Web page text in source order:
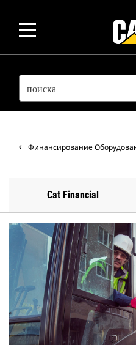
SEARCH
Финансирование
Cat Financial